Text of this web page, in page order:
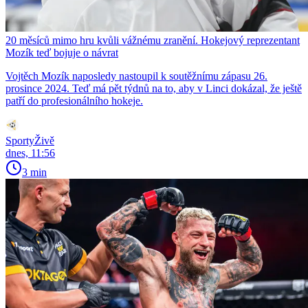
20 měsíců mimo hru kvůli vážnému zranění. Hokejový reprezentant
Mozík teď bojuje o návrat
Vojtěch Mozík naposledy nastoupil k soutěžnímu zápasu 26.
prosince 2024. Teď má pět týdnů na to, aby v Linci dokázal, že ještě
patří do profesionálního hokeje.
SportyŽivě
dnes, 11:56
3 min